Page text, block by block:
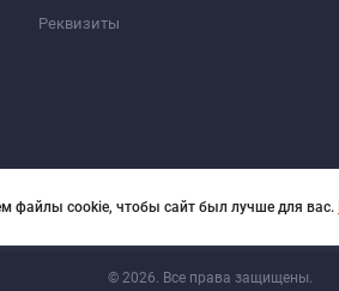
Реквизиты
© 2026. Все права защищены.
файлы cookie, чтобы сайт был лучше для вас.